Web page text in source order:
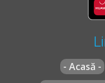
Săvârşirea de
tractor agricol sau
multor contravenţii
cum urmează:- Acasă -